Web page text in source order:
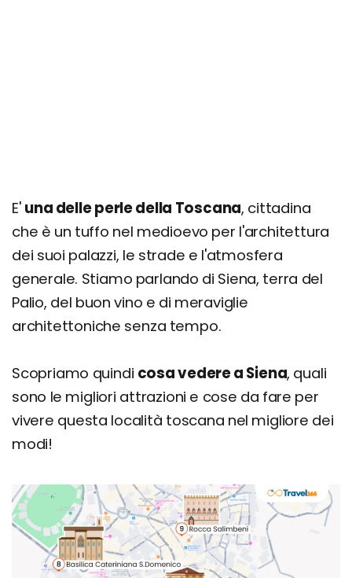
E' una delle perle della Toscana, cittadina
che è un tuffo nel medioevo per l'architettura
dei suoi palazzi, le strade e l'atmosfera
generale. Stiamo parlando di Siena, terra del
Palio, del buon vino e di meraviglie
architettoniche senza tempo.
Scopriamo quindi cosa vedere a Siena, quali
sono le migliori attrazioni e cose da fare per
vivere questa località toscana nel migliore dei
modi!